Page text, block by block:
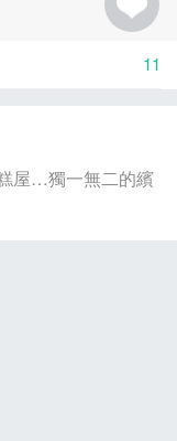
11
屋…獨一無二的繽